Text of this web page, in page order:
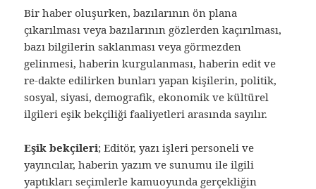
Bir haber oluşurken, bazılarının ön plana
çıkarılması veya bazılarının gözlerden kaçırılması,
bazı bilgilerin saklanması veya görmezden
gelinmesi, haberin kurgulanması, haberin edit ve
re-dakte edilirken bunları yapan kişilerin, politik,
sosyal, siyasi, demografik, ekonomik ve kültürel
ilgileri eşik bekçiliği faaliyetleri arasında sayılır.
Eşik bekçileri; Editör, yazı işleri personeli ve
yayıncılar, haberin yazım ve sunumu ile ilgili
yaptıkları seçimlerle kamuoyunda gerçekliğin